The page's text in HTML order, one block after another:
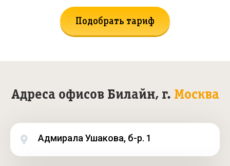
Подобрать тариф
Адреса офисов Билайн, г. Москва
Адмирала Ушакова, б-р. 1